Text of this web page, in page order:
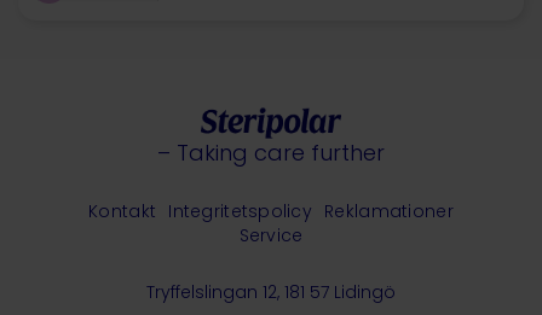
– Taking care further
Tryffelslingan 12, 181 57 Lidingö
Kontakt Integritetspolicy Reklamationer
Service